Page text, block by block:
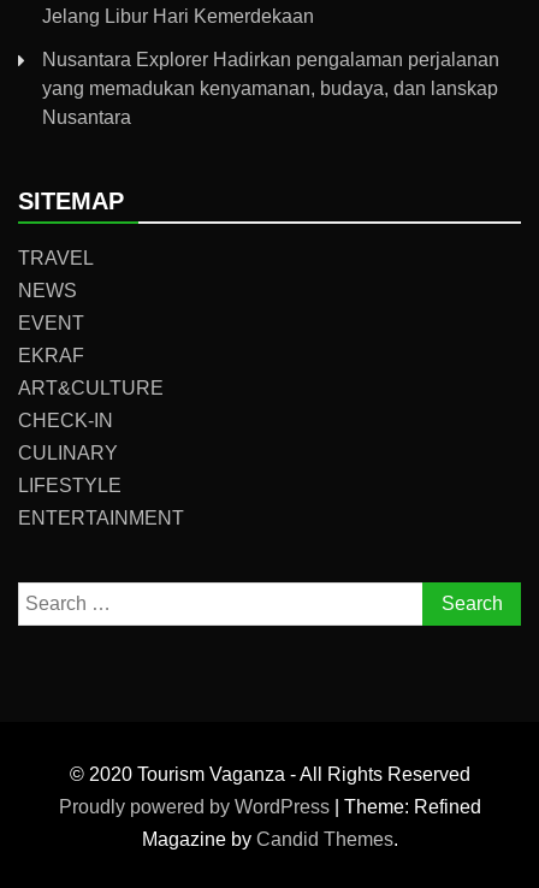
Jelang Libur Hari Kemerdekaan
Nusantara Explorer Hadirkan pengalaman perjalanan
yang memadukan kenyamanan, budaya, dan lanskap
Nusantara
SITEMAP
TRAVEL
NEWS
EVENT
EKRAF
ART&CULTURE
CHECK-IN
CULINARY
LIFESTYLE
ENTERTAINMENT
Search
for:
© 2020 Tourism Vaganza - All Rights Reserved
Proudly powered by WordPress
Theme: Refined
Magazine by Candid Themes.